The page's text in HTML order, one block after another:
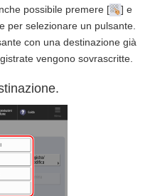
possibile premere [
] e
per selezionare un pulsante.
con una destinazione già
vengono sovrascritte.